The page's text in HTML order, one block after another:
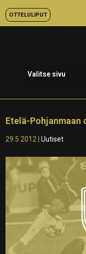
OTTELULIPUT
Valitse sivu
Etelä-Pohjanmaan
29.5.2012 |Uutiset